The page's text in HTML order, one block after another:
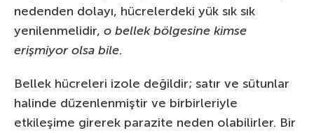
nedenden dolayı, hücrelerdeki yük sık sık
yenilenmelidir, o bellek bölgesine kimse
erişmiyor olsa bile.
Bellek hücreleri izole değildir; satır ve sütunlar
halinde düzenlenmiştir ve birbirleriyle
etkileşime girerek parazite neden olabilirler. Bir